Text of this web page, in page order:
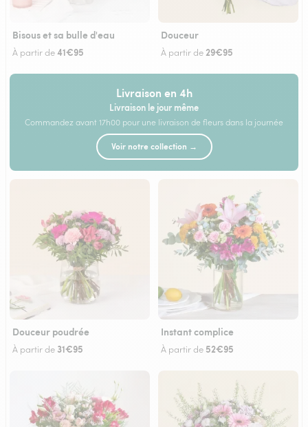
Bisous et sa bulle d'eau
À partir de41€95
Douceur
À partir de 29€95
Livraison en 4h
Livraison le jour même
Commandez avant 17h00 pour une livraison de fleurs dans la journée
Voir notre collection →
Douceur poudrée
À partir de 31€95
Instant complice
À partir de 52€95